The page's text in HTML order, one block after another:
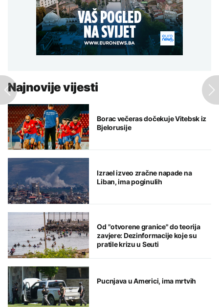
Najnovije vijesti
Borac večeras dočekuje Vitebsk iz
Bjelorusije
Izrael izveo zračne napade na
Liban, ima poginulih
Od "otvorene granice" do teorija
zavjere: Dezinformacije koje su
pratile krizu u Seuti
Pucnjava u Americi, ima mrtvih